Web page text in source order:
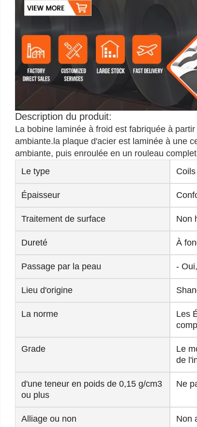
Description du produit:
La bobine laminée à froid est fabriquée à
ambiante.la plaque d'acier est laminée à une
ambiante, puis enroulée en un rouleau
Le type
Épaisseur
Traitement de surface Non
Dureté À
Passage par la peau -
Lieu d'origine
La norme
Les
Grade
Le
de
d'une teneur en poids de 0,15 g/cm3
ou plus
Ne
Alliage ou non Non